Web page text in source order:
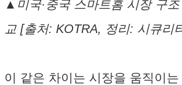
▲미국·중국 스마트홈 시장 구
교 [출처: KOTRA, 정리: 시큐리
이 같은 차이는 시장을 움직이